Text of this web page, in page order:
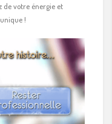
de votre énergie et
!